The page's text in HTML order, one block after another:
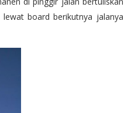
board berikutnya jalanya